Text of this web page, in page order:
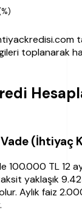
toplanarak
Vade (İhtiyaç
100.000 TL 12
yaklaşık
Aylık faiz